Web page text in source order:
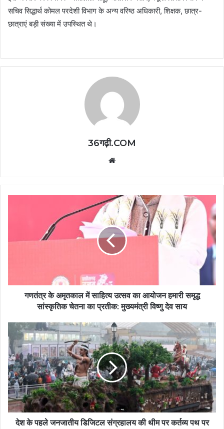
सचिव सिद्धार्थ कोमल परदेशी विभाग के अन्य वरिष्ठ अधिकारी, शिक्षक, छात्र-
छात्राएं बड़ी संख्या में उपस्थित थे।
36गढ़ी.COM
गणतंत्र के अमृतकाल में साहित्य उत्सव का आयोजन हमारी समृद्ध
सांस्कृतिक चेतना का प्रतीक: मुख्यमंत्री विष्णु देव साय
देश के पहले जनजातीय डिजिटल संग्रहालय की थीम पर कर्तव्य पथ पर